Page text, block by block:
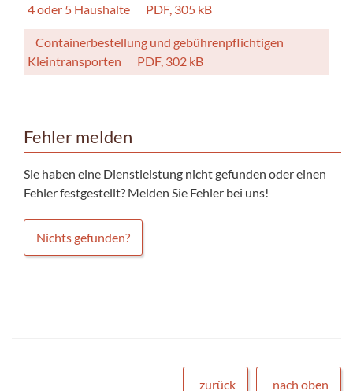
4 oder 5 Haushalte
PDF, 305 kB
Containerbestellung und gebührenpflichtigen
Kleintransporten
PDF, 302 kB
Fehler melden
Sie haben eine Dienstleistung nicht gefunden oder einen
Fehler festgestellt? Melden Sie Fehler bei uns!
Nichts gefunden?
zurück nach oben